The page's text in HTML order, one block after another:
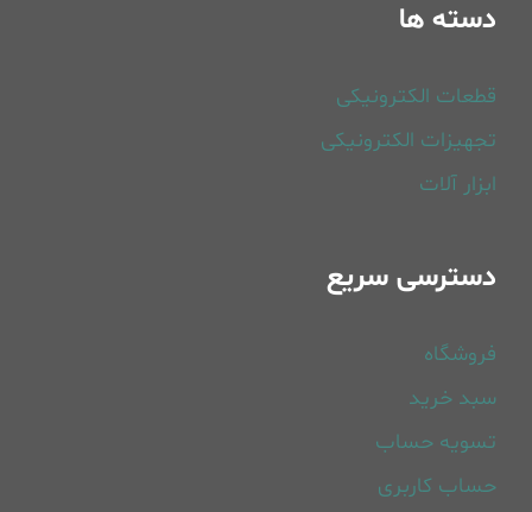
دسته ها
قطعات الکترونیکی
تجهیزات الکترونیکی
ابزار آلات
دسترسی سریع
فروشگاه
سبد خرید
تسویه حساب
حساب کاربری